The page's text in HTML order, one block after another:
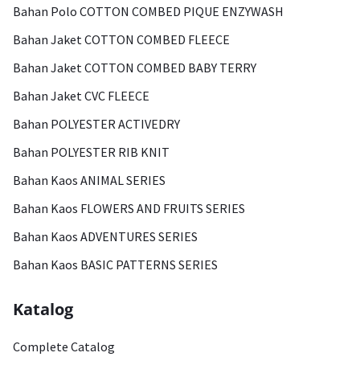
Bahan Polo COTTON COMBED PIQUE ENZYWASH
Bahan Jaket COTTON COMBED FLEECE
Bahan Jaket COTTON COMBED BABY TERRY
Bahan Jaket CVC FLEECE
Bahan POLYESTER ACTIVEDRY
Bahan POLYESTER RIB KNIT
Bahan Kaos ANIMAL SERIES
Bahan Kaos FLOWERS AND FRUITS SERIES
Bahan Kaos ADVENTURES SERIES
Bahan Kaos BASIC PATTERNS SERIES
Katalog
Complete Catalog